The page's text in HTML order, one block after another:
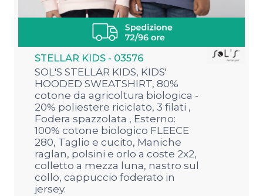
STELLAR KIDS - 03576
SOL'S STELLAR KIDS, KIDS'
HOODED SWEATSHIRT, 80%
cotone da agricoltura biologica -
20% poliestere riciclato, 3 filati ,
Fodera spazzolata , Esterno:
100% cotone biologico FLEECE
280, Taglio e cucito, Maniche
raglan, polsini e orlo a coste 2x2,
colletto a mezza luna, nastro sul
collo, cappuccio foderato in
jersey.